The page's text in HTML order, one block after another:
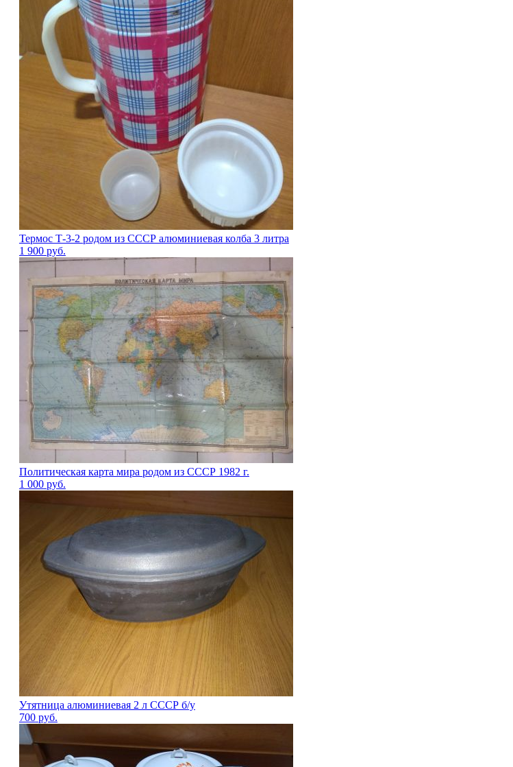
Термос Т-3-2 родом из СССР алюминиевая колба 3 литра
1 900 руб.
Политическая карта мира родом из СССР 1982 г.
1 000 руб.
Утятница алюминиевая 2 л СССР б/у
700 руб.